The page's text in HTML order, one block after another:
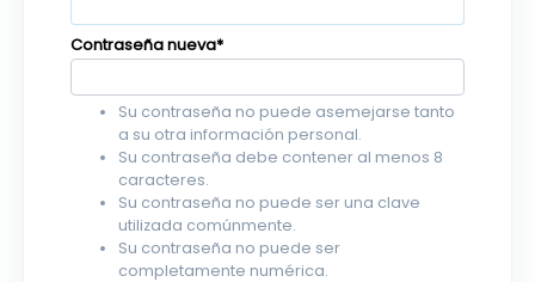
Contraseña nueva*
Su contraseña no puede asemejarse tanto
a su otra información personal.
Su contraseña debe contener al menos 8
caracteres.
Su contraseña no puede ser una clave
utilizada comúnmente.
Su contraseña no puede ser
completamente numérica.